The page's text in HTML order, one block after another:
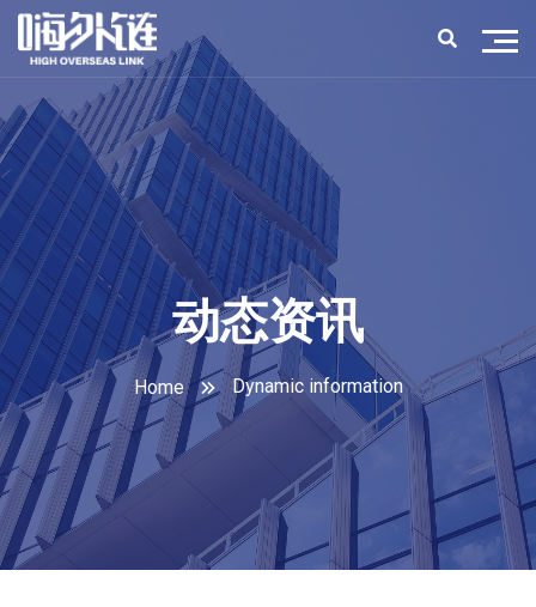
动态资讯
Home Dynamic information